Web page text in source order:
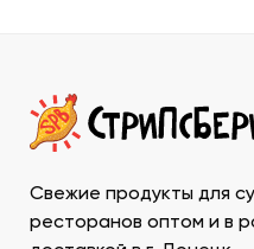
происхождение и
транспортировки и
ДНР у нас – значит,
в течение минимально
ассортименте, который
Свежие продукты для
ресторанов оптом и в